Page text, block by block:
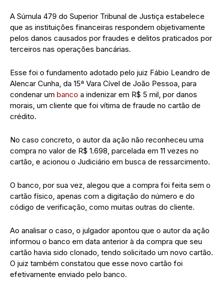
A Súmula 479 do Superior Tribunal de Justiça estabelece
que as instituições financeiras respondem objetivamente
pelos danos causados por fraudes e delitos praticados por
terceiros nas operações bancárias.
Esse foi o fundamento adotado pelo juiz Fábio Leandro de
Alencar Cunha, da 15ª Vara Cível de João Pessoa, para
condenar um banco a indenizar em R$ 5 mil, por danos
morais, um cliente que foi vítima de fraude no cartão de
crédito.
No caso concreto, o autor da ação não reconheceu uma
compra no valor de R$ 1.698, parcelada em 11 vezes no
cartão, e acionou o Judiciário em busca de ressarcimento.
O banco, por sua vez, alegou que a compra foi feita sem o
cartão físico, apenas com a digitação do número e do
código de verificação, como muitas outras do cliente.
Ao analisar o caso, o julgador apontou que o autor da ação
informou o banco em data anterior à da compra que seu
cartão havia sido clonado, tendo solicitado um novo cartão.
O juiz também constatou que esse novo cartão foi
efetivamente enviado pelo banco.